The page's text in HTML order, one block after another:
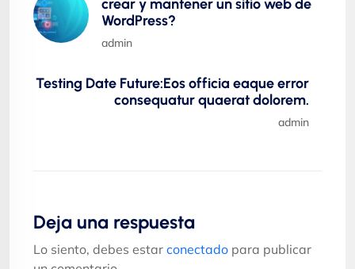
crear y mantener un sitio web de
WordPress?
admin
Testing Date Future:Eos officia eaque error
consequatur quaerat dolorem.
admin
Deja una respuesta
Lo siento, debes estar conectado para publicar